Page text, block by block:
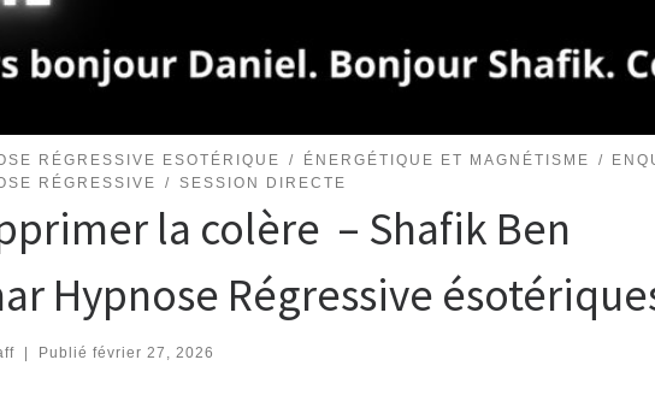
RÉGRESSIVE ESOTÉRIQUE ÉNERGÉTIQUE ET MAGNÉTISME
RÉGRESSIVE
SESSION DIRECTE
la colère – Shafik Ben
Hypnose Régressive
Publié février 27, 2026